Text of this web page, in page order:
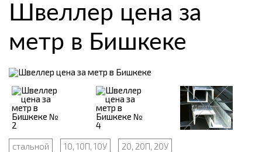
Швеллер цена за
метр в Бишкеке
стальной 10, 10П, 10У
20, 20П, 20У